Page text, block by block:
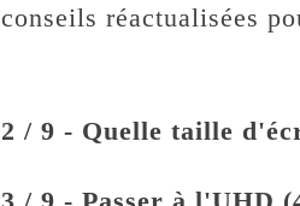
conseils réactualisées
2 / 9 - Quelle taille